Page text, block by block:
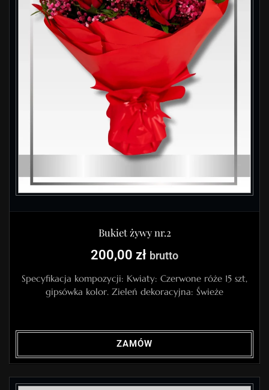
Bukiet żywy nr.2
200,00 zł brutto
Specyfikacja kompozycji: Kwiaty: Czerwone róże 15 szt,
gipsówka kolor. Zieleń dekoracyjna: Świeże
ZAMÓW